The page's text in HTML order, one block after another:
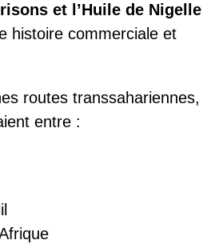
et l’Huile de Nigelle
histoire commerciale et
routes transsahariennes,
entre :